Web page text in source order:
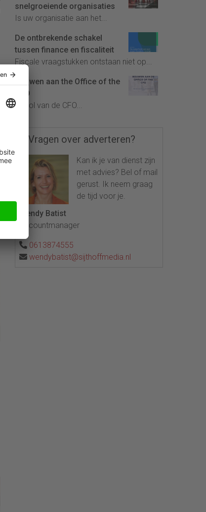
snelgroeiende organisaties
Is uw organisatie aan het...
De ontbrekende schakel
tussen finance en fiscaliteit
Fiscale vraagstukken ontstaan niet op...
Bouwen aan the Office of the
CFO
De rol van de CFO...
Vragen over adverteren?
Kan ik je van dienst zijn
met advies? Bel of mail
gerust. Ik neem graag
de tijd voor je.
Wendy Batist
Accountmanager
0613874555
wendybatist@sijthoffmedia.nl